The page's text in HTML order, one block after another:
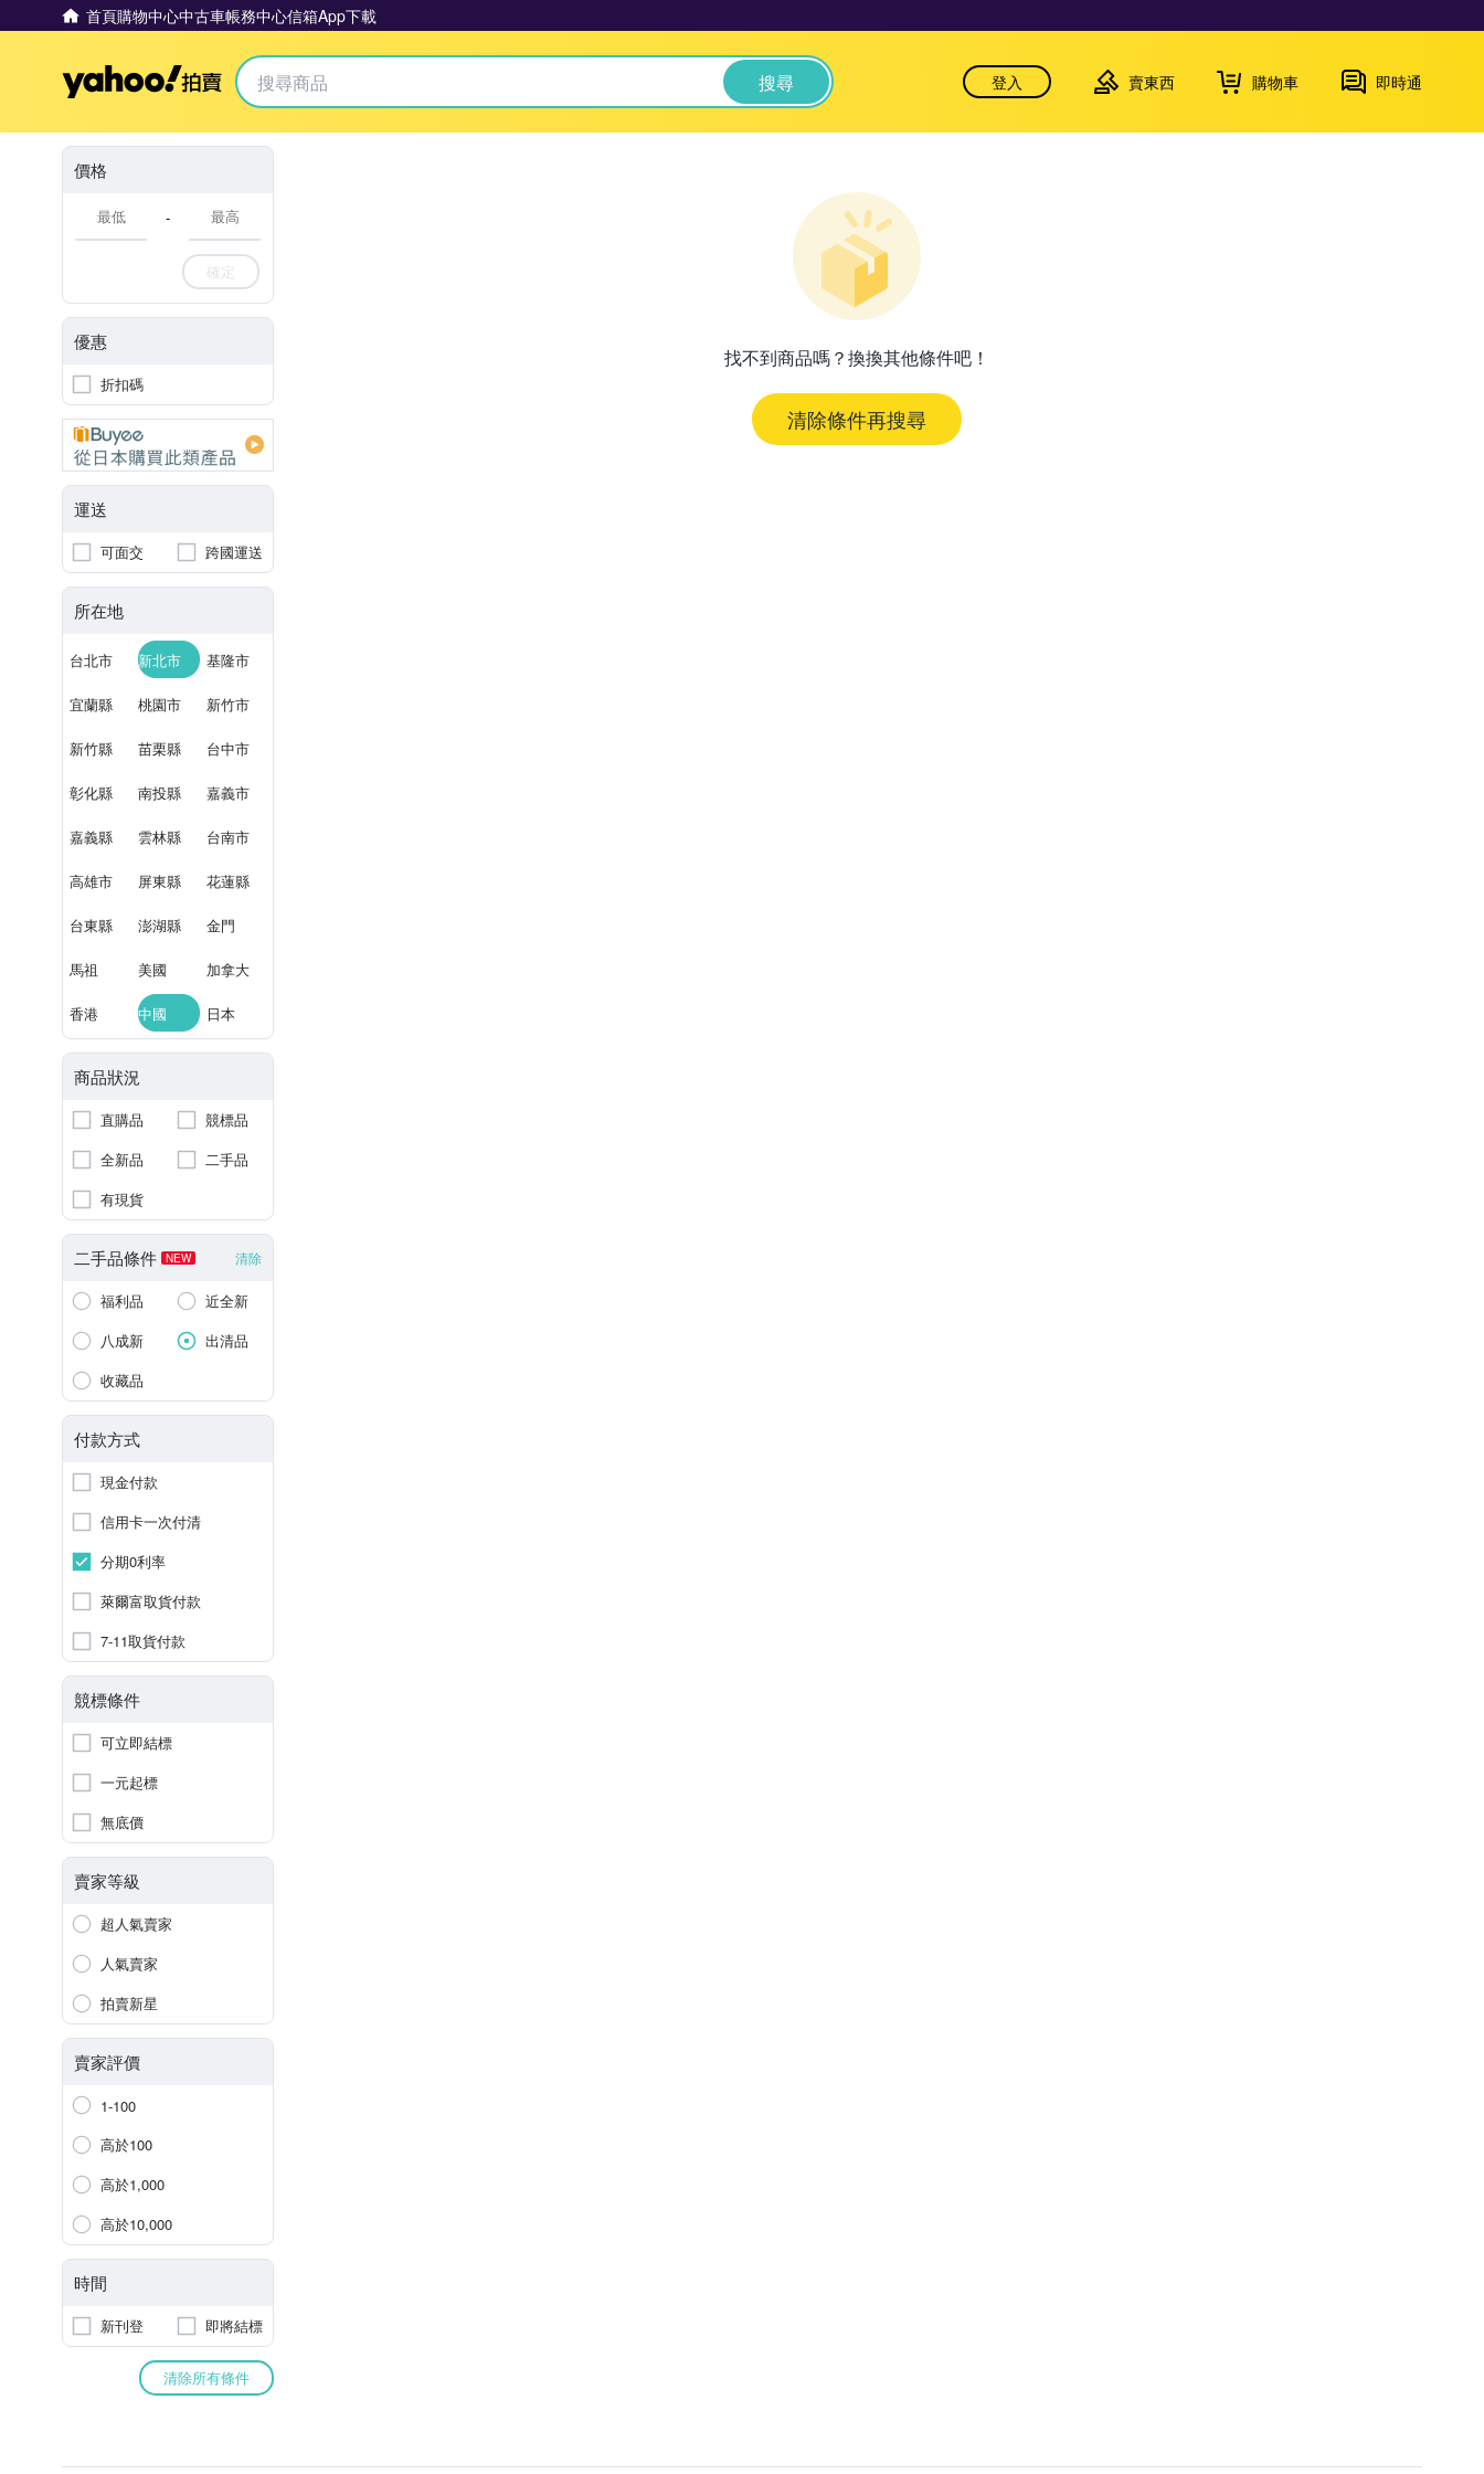
首頁購物中心中古車帳務中心信箱App下載
Yahoo拍賣 搜尋 登入 賣東西 購物車 即時通
價格
-
確定
優惠
折扣碼
運送
可面交 跨國運送
所在地
台北市 新北市 基隆市
宜蘭縣 桃園市 新竹市
新竹縣 苗栗縣 台中市
彰化縣 南投縣 嘉義市
嘉義縣 雲林縣 台南市
高雄市 屏東縣 花蓮縣
台東縣 澎湖縣 金門
馬祖 美國 加拿大
香港 中國 日本
商品狀況
直購品
競標品
全新品
二手品
有現貨
二手品條件 NEW 清除
福利品
近全新
八成新
出清品
收藏品
付款方式
現金付款
信用卡一次付清
分期0利率
萊爾富取貨付款
7-11取貨付款
競標條件
可立即結標
一元起標
無底價
賣家等級
超人氣賣家
人氣賣家
拍賣新星
賣家評價
1-100
高於100
高於1,000
高於10,000
時間
新刊登 即將結標
清除所有條件
找不到商品嗎？換換其他條件吧！
清除條件再搜尋